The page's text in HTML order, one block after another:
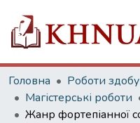
Головна
Магістерські роботи